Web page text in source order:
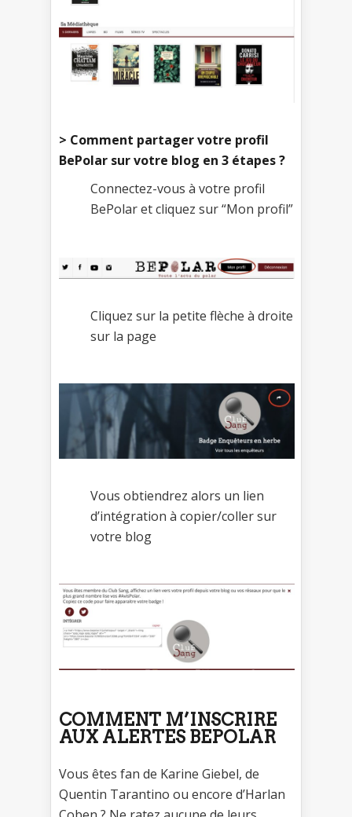
> Comment partager votre profil
BePolar sur votre blog en 3 étapes ?
Connectez-vous à votre profil
BePolar et cliquez sur “Mon profil”
Cliquez sur la petite flèche à droite
sur la page
Vous obtiendrez alors un lien
d’intégration à copier/coller sur
votre blog
COMMENT M’INSCRIRE
AUX ALERTES BEPOLAR
Vous êtes fan de Karine Giebel, de
Quentin Tarantino ou encore d’Harlan